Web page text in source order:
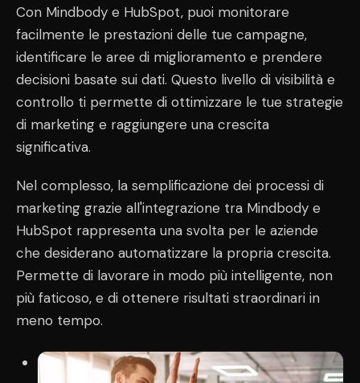
Con Mindbody e HubSpot, puoi monitorare
facilmente le prestazioni delle tue campagne,
identificare le aree di miglioramento e prendere
decisioni basate sui dati. Questo livello di visibilità e
controllo ti permette di ottimizzare le tue strategie
di marketing e raggiungere una crescita
significativa.
Nel complesso, la semplificazione dei processi di
marketing grazie all'integrazione tra Mindbody e
HubSpot rappresenta una svolta per le aziende
che desiderano automatizzare la propria crescita.
Permette di lavorare in modo più intelligente, non
più faticoso, e di ottenere risultati straordinari in
meno tempo.